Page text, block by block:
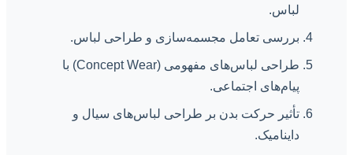
لباس.
بررسی تعامل مجسمه‌سازی و طراحی لباس.
طراحی لباس‌های مفهومی (Concept Wear) با
پیام‌های اجتماعی.
تأثیر حرکت بدن بر طراحی لباس‌های سیال و
داینامیک.